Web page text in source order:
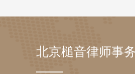
北京槌音律师事